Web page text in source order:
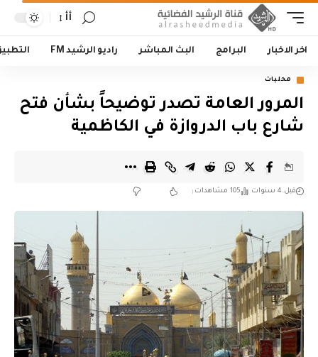
أأ
اخر الاخبار البرامج البث المباشر راديو الرشيد FM
محليات
المرور العامة تصدر توضيحاً بشأن فتح
شارع باب الدروازة في الكاظمية
قبل 4 سنوات 105 مشاهدات